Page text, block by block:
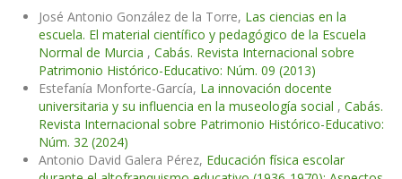
José Antonio González de la Torre, Las ciencias en la
escuela. El material científico y pedagógico de la Escuela
Normal de Murcia , Cabás. Revista Internacional sobre
Patrimonio Histórico-Educativo: Núm. 09 (2013)
Estefanía Monforte-García, La innovación docente
universitaria y su influencia en la museología social , Cabás.
Revista Internacional sobre Patrimonio Histórico-Educativo:
Núm. 32 (2024)
Antonio David Galera Pérez, Educación física escolar